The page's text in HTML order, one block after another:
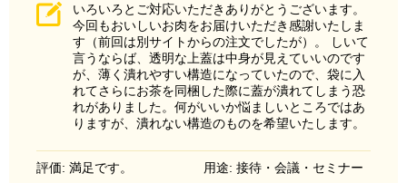
いろいろとご対応いただきありがとうございます。
今回もおいしいお肉をお届けいただき感謝いたしま
す（前回は別サイトからの注文でしたが）。 しいて
言うならば、透明な上蓋は中身が見えていいのです
が、薄く潰れやすい構造になっていたので、袋に入
れてさらにお茶を同梱した際に蓋が潰れてしまう恐
れがありました。何がいいか悩ましいところではあ
りますが、潰れない構造のものを希望いたします。
評価: 満足です。 用途: 接待・会議・セミナー